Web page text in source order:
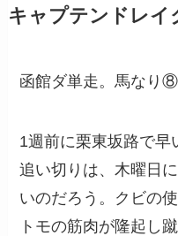
キャプテンドレ
函館ダ単走。馬なり⑧
1週前に栗東坂路で早
追い切りは、木曜日
いのだろう。クビの
トモの筋肉が隆起し